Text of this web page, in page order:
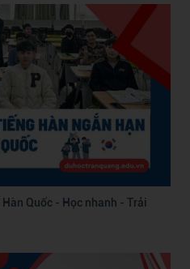
Quốc - Học nhanh - Trải